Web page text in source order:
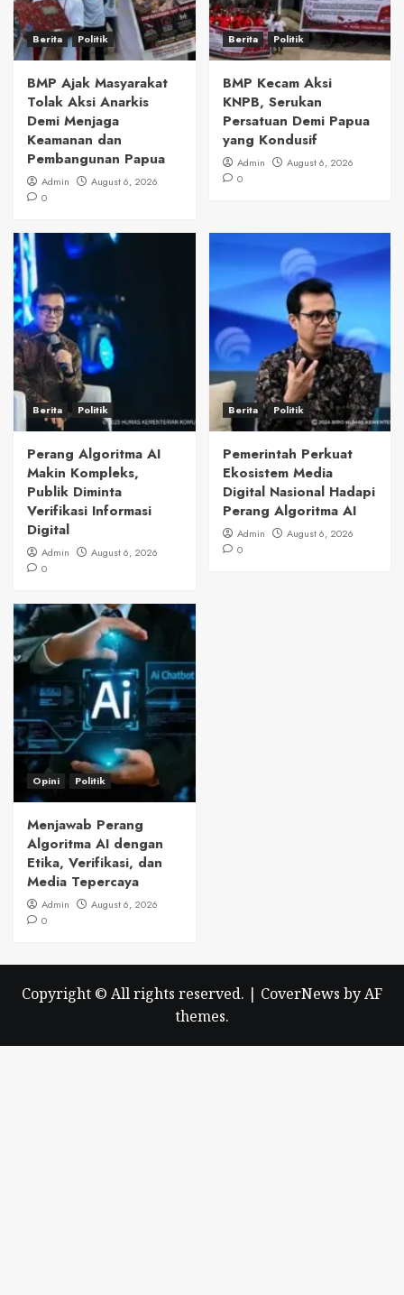
Berita Politik
BMP Ajak Masyarakat
Tolak Aksi Anarkis
Demi Menjaga
Keamanan dan
Pembangunan Papua
Admin
August 6, 2026
0
Berita Politik
BMP Kecam Aksi
KNPB, Serukan
Persatuan Demi Papua
yang Kondusif
Admin
August 6, 2026
0
Berita Politik
Perang Algoritma AI
Makin Kompleks,
Publik Diminta
Verifikasi Informasi
Digital
Admin
August 6, 2026
0
Berita Politik
Pemerintah Perkuat
Ekosistem Media
Digital Nasional Hadapi
Perang Algoritma AI
Admin
August 6, 2026
0
Opini Politik
Menjawab Perang
Algoritma AI dengan
Etika, Verifikasi, dan
Media Tepercaya
Admin
August 6, 2026
0
Copyright © All rights reserved. | CoverNews by AF
themes.